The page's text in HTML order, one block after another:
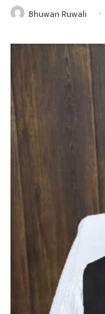
Bhuwan Ruwali